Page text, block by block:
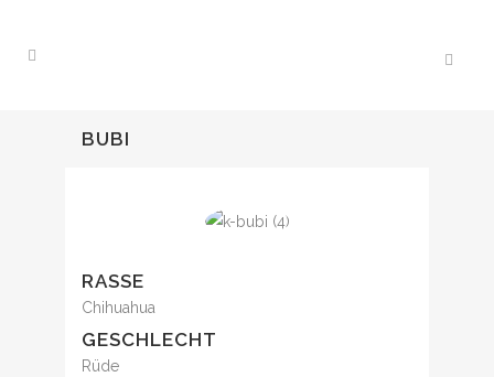
BUBI
RASSE
Chihuahua
GESCHLECHT
Rüde